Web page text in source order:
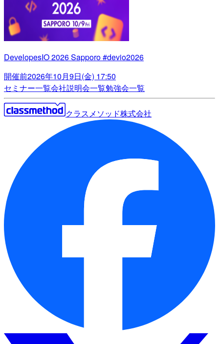
DevelopesIO 2026 Sapporo #devio2026
開催前2026年10月9日(金) 17:50
セミナー一覧会社説明会一覧勉強会一覧
クラスメソッド株式会社